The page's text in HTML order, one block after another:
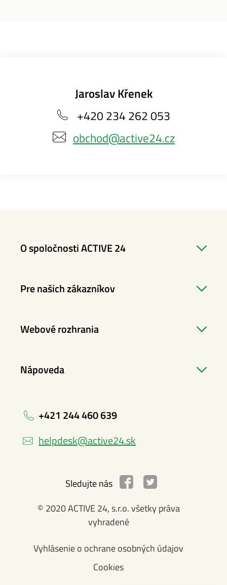
Jaroslav Křenek
+420 234 262 053
obchod@active24.cz
O spoločnosti ACTIVE 24
Pre našich zákazníkov
Webové rozhrania
Nápoveda
+421 244 460 639
helpdesk@active24.sk
Sledujte nás
© 2020 ACTIVE 24, s.r.o. všetky práva
vyhradené
Vyhlásenie o ochrane osobných údajov
Cookies